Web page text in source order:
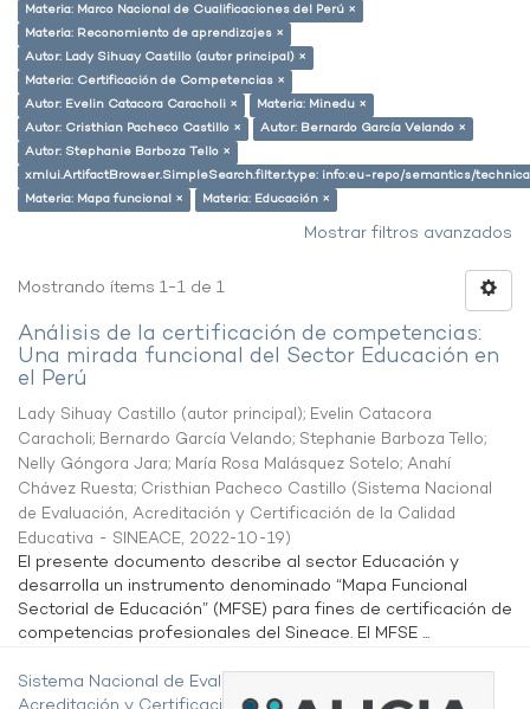
Materia: Marco Nacional de Cualificaciones del Perú ×
Materia: Reconomiento de aprendizajes ×
Autor: Lady Sihuay Castillo (autor principal) ×
Materia: Certificación de Competencias ×
Autor: Evelin Catacora Caracholi ×
Materia: Minedu ×
Autor: Cristhian Pacheco Castillo ×
Autor: Bernardo García Velando ×
Autor: Stephanie Barboza Tello ×
xmlui.ArtifactBrowser.SimpleSearch.filter.type: info:eu-repo/semantics/
Materia: Mapa funcional ×
Materia: Educación ×
Mostrar filtros avanzados
Mostrando ítems 1-1 de 1
Análisis de la certificación de competencias:
Una mirada funcional del Sector Educación en
el Perú
Lady Sihuay Castillo (autor principal); Evelin Catacora
Caracholi; Bernardo García Velando; Stephanie Barboza Tello;
Nelly Góngora Jara; María Rosa Malásquez Sotelo; Anahí
Chávez Ruesta; Cristhian Pacheco Castillo (Sistema Nacional
de Evaluación, Acreditación y Certificación de la Calidad
Educativa - SINEACE, 2022-10-19)
El presente documento describe al sector Educación y
desarrolla un instrumento denominado “Mapa Funcional
Sectorial de Educación” (MFSE) para fines de certificación de
competencias profesionales del Sineace. El MFSE ...
Sistema Nacional de Evaluación,